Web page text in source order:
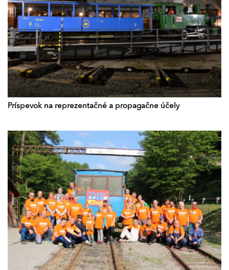
Príspevok na reprezentačné a propagačne účely